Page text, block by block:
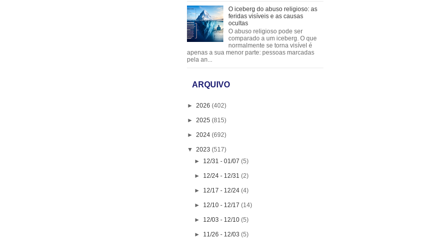
O iceberg do abuso religioso: as
feridas visíveis e as causas
ocultas
O abuso religioso pode ser
comparado a um iceberg. O que
normalmente se torna visível é
apenas a sua menor parte: pessoas marcadas
pela an...
ARQUIVO
► 2026 (402)
► 2025 (815)
► 2024 (692)
▼ 2023 (517)
► 12/31 - 01/07(5)
► 12/24 - 12/31(2)
► 12/17 - 12/24(4)
► 12/10 - 12/17(14)
► 12/03 - 12/10(5)
► 11/26 - 12/03(5)